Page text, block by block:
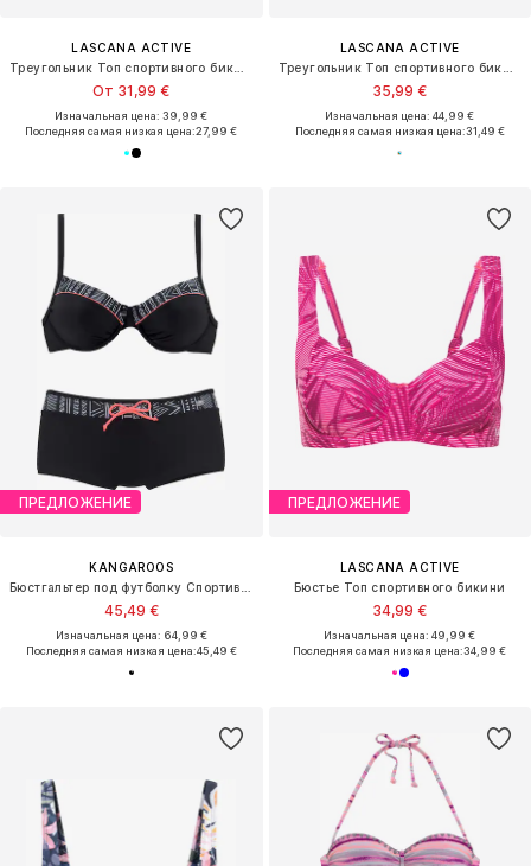
LASCANA ACTIVE
От 31,99 €
Изначальная цена: 39,99 €
Последняя самая низкая цена:27,99 €
LASCANA ACTIVE
35,99 €
Изначальная цена: 44,99 €
Последняя самая низкая цена:31,49 €
ПРЕДЛОЖЕНИЕ
KANGAROOS
45,49 €
Изначальная цена: 64,99 €
Последняя самая низкая цена:45,49 €
ПРЕДЛОЖЕНИЕ
LASCANA ACTIVE
Бюстье Топ спортивного бикини
34,99 €
Изначальная цена: 49,99 €
Последняя самая низкая цена:34,99 €